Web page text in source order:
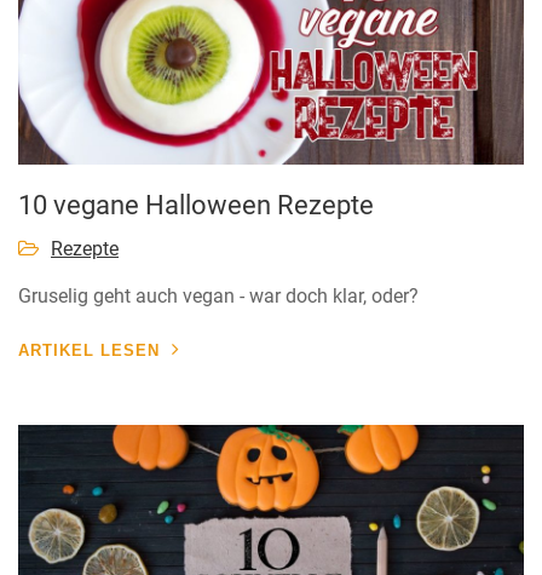
10 vegane Halloween Rezepte
Rezepte
Gruselig geht auch vegan - war doch klar, oder?
ARTIKEL LESEN